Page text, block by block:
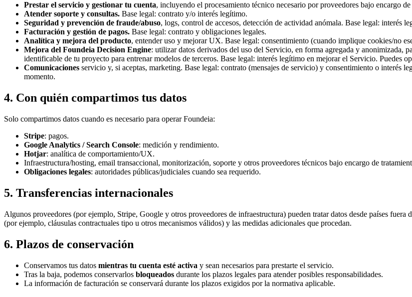
Prestar el servicio y gestionar tu cuenta, incluyendo el procesamiento técnico necesario por proveedores bajo encargo
Atender soporte y consultas. Base legal: contrato y/o interés legítimo.
Seguridad y prevención de fraude/abuso, logs, control de accesos, detección de actividad anómala. Base legal: interés
Facturación y gestión de pagos. Base legal: contrato y obligaciones legales.
Analítica y mejora del producto, entender uso y mejorar UX. Base legal: consentimiento (cuando implique cookies/no
Mejora del Foundeia Decision Engine: utilizar datos derivados del uso del Servicio, en forma agregada y anonimizada,
identificable de tu proyecto para entrenar modelos de terceros. Base legal: interés legítimo en mejorar el Servicio. Puedes
Comunicaciones servicio y, si aceptas, marketing. Base legal: contrato (mensajes de servicio) y consentimiento o interés
momento.
4. Con quién compartimos tus datos
Solo compartimos datos cuando es necesario para operar Foundeia:
Stripe: pagos.
Google Analytics / Search Console: medición y rendimiento.
Hotjar: analítica de comportamiento/UX.
Infraestructura/hosting, email transaccional, monitorización, soporte y otros proveedores técnicos bajo encargo de
Obligaciones legales: autoridades públicas/judiciales cuando sea requerido.
5. Transferencias internacionales
Algunos proveedores (por ejemplo, Stripe, Google y otros proveedores de infraestructura) pueden tratar datos desde países
(por ejemplo, cláusulas contractuales tipo u otros mecanismos válidos) y las medidas adicionales que procedan.
6. Plazos de conservación
Conservamos tus datos mientras tu cuenta esté activa y sean necesarios para prestarte el servicio.
Tras la baja, podemos conservarlos bloqueados durante los plazos legales para atender posibles responsabilidades.
La información de facturación se conservará durante los plazos exigidos por la normativa aplicable.